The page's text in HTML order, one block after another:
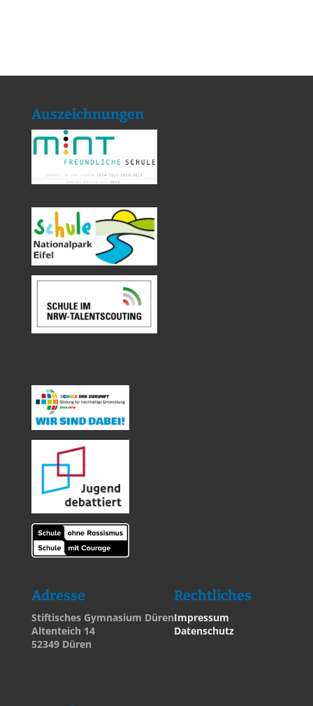
Auszeichnungen
Adresse
Stiftisches Gymnasium Düren
Altenteich 14
52349 Düren
Rechtliches
Impressum
Datenschutz